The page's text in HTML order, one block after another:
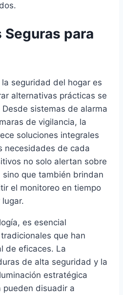
para
seguridad del hogar es
alternativas prácticas se
sistemas de alarma
de vigilancia, la
soluciones integrales
necesidades de cada
no solo alertan sobre
que también brindan
el monitoreo en tiempo
es esencial
que han
de eficaces. La
de alta seguridad y la
estratégica
pueden disuadir a